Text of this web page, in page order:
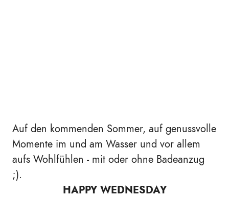
Auf den kommenden Sommer, auf genussvolle
Momente im und am Wasser und vor allem
aufs Wohlfühlen - mit oder ohne Badeanzug
;).
HAPPY WEDNESDAY